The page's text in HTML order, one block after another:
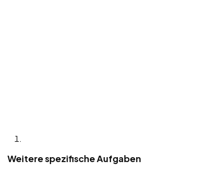
Weitere spezifische Aufgaben